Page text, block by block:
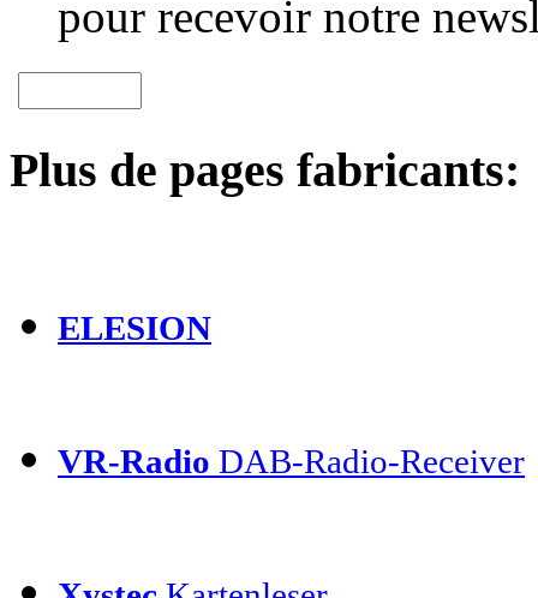
pour recevoir notre
Plus de pages fabricants:
ELESION
VR-Radio DAB-Radio-Receiver